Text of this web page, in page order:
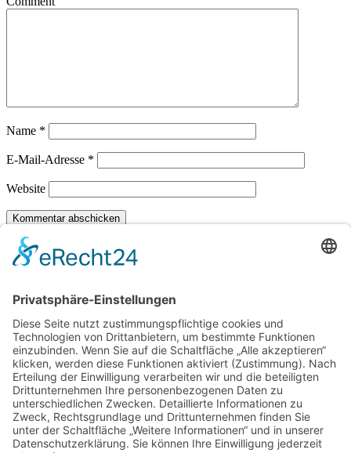
Name *
E-Mail-Adresse *
Website
FAQ
wir deine Ideen, das gewünschte Material und das
Budget. Danach erstelle ich Entwürfe. Erst wenn alles
perfekt zu dir passt, beginne ich mit der
handwerklichen Umsetzung am Werktisch.
Fertigst du individuelle Eheringe an?
Ja, Eheringe sind eine meiner größten Leidenschaften.
Wir erarbeiten gemeinsam das Design, das euch ein
Leben lang begleitet – von schlicht und klassisch bis